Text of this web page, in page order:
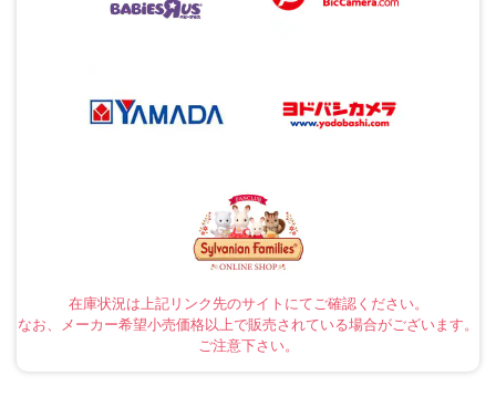
在庫状況は上記リンク先のサイトにてご確認ください。
なお、メーカー希望小売価格以上で販売されている場合がございます。
ご注意下さい。